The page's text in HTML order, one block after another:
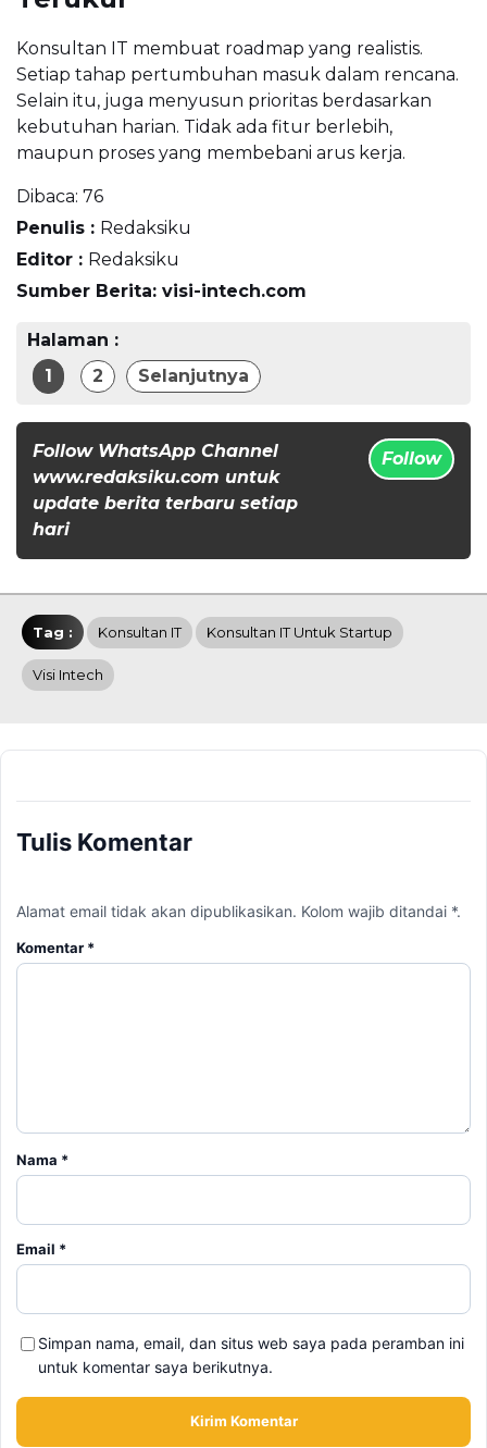
Konsultan IT membuat roadmap yang realistis.
Setiap tahap pertumbuhan masuk dalam rencana.
Selain itu, juga menyusun prioritas berdasarkan
kebutuhan harian. Tidak ada fitur berlebih,
maupun proses yang membebani arus kerja.
Dibaca: 76
Penulis : Redaksiku
Editor : Redaksiku
Sumber Berita: visi-intech.com
Halaman :
1
2 Selanjutnya
Follow WhatsApp Channel
www.redaksiku.com untuk
update berita terbaru setiap
hari
Follow
Tag : Konsultan IT Konsultan IT Untuk Startup
Visi Intech
Tulis Komentar